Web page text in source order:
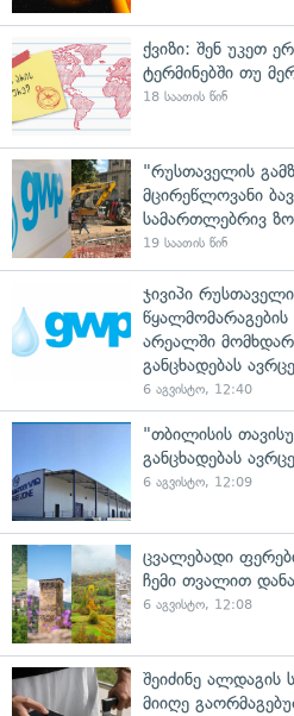
ქვიზი: შენ უკეთ
ტერმინებში თუ
18 საათის წინ
"რუსთაველის
მცირეწლოვანი
სამართლებრივ
19 საათის წინ
ჯივიპი
არეალში
განცხადებას
6 აგვისტო, 12:40
"თბილისის
განცხადებას
6 აგვისტო, 12:09
ცვალებადი
ჩემი თვალით
6 აგვისტო, 12:08
შეიძინე ალდაგის
მიიღე